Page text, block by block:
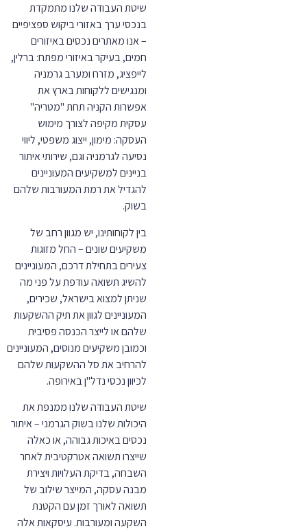
שיטת העבודה שלנו מתמקדת
בנכסי ערך באזורי ביקוש ספציפיים
– אנו מאתרים נכסים באיזורים
חמים, בעיקר באיזורי מפתח: ברלין,
לייפציג, מזרח ומערב גרמניה
ומנגישים ללקוחות בארץ את
אפשרות הקניה תחת "מטריה"
עסקית מקיפה לצורך מימוש
העסקה: מימון, ייצוג משפטי, ליווי
נסיעה לגרמניה וגם, שירותי איתור
בניינים למשקיעים המעוניינים
להגדיל את רמת המעורבות שלהם
בשוק.
בין לקוחותינו, יש מגוון רחב של
משקיעים שונים – החל מזוגות
צעירים בתחילת דרכם, המעוניינים
להשיג תשואה עודפת על פני מה
שניתן למצוא בישראל, שכירים,
המעוניינים לגוון את תיק ההשקעות
שלהם או לייצר הכנסה פסיבית
וכמובן משקיעים מנוסים, המעוניינים
להרחיב את סל ההשקעות שלהם
לכיוון נכסי נדל"ן באירופה.
שיטת העבודה שלנו ממנפת את
היכולות שלנו בשוק הגרמני – איתור
נכסים באיכות גבוהה, או כאלה
שייצרו תשואה אטרקטיבית לאחר
השבחה, בדיקת העלויות ויצירת
מבנה עסקה, המייצר שילוב של
תשואה לאורך זמן עם הקטנת
השקעה ומעורבות. עיסקאות אלה